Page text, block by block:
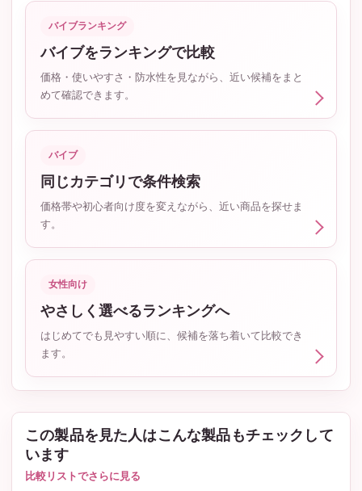
バイブランキング
バイブをランキングで比較
価格・使いやすさ・防水性を見ながら、近い候補をまと
めて確認できます。
バイブ
同じカテゴリで条件検索
価格帯や初心者向け度を変えながら、近い商品を探せま
す。
女性向け
やさしく選べるランキングへ
はじめてでも見やすい順に、候補を落ち着いて比較でき
ます。
この製品を見た人はこんな製品もチェックして
います
比較リストでさらに見る